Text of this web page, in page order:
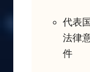
代表
法律
件